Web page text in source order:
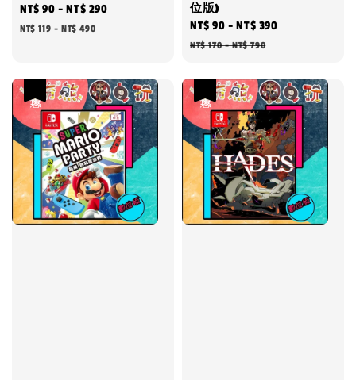
Sale
price
NT$ 90 -NT$ 290
NT$ 119-NT$ 490
位版)
Sale
price
NT$ 90 -NT$ 390
NT$ 170-NT$ 790